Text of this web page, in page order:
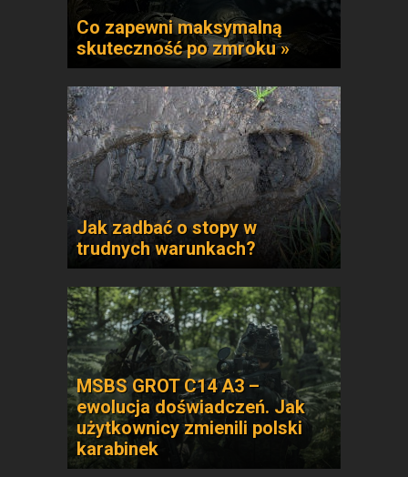
Co zapewni maksymalną
skuteczność po zmroku »
Jak zadbać o stopy w
trudnych warunkach?
MSBS GROT C14 A3 –
ewolucja doświadczeń. Jak
użytkownicy zmienili polski
karabinek